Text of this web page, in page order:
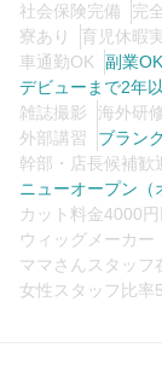
社会保険完備
完
寮あり
育児休暇
車通勤OK
副業
デビューまで2年
雑誌撮影
海外研
外部講習
ブラン
幹部・店長候補歓
ニューオープン（
カット料金4000円
ウィッグメーカー
ママさんスタッフ
女性スタッフ比率